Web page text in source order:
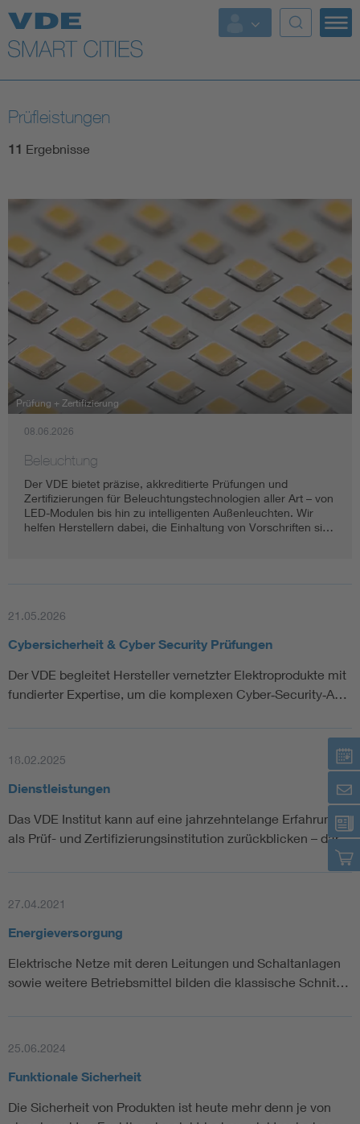
Top Themen
Fokusthemen
Energy
Health
Mobility
Standards
Weitere Themen
Assisted Living
Electromobility
Energy efficiency
Energy storage
Prüfleistungen
11 Ergebnisse
Prüfung + Zertifizierung
08.06.2026
Beleuchtung
Der VDE bietet präzise, akkreditierte Prüfungen und
Zertifizierungen für Beleuchtungstechnologien aller Art – von
LED-Modulen bis hin zu intelligenten Außenleuchten. Wir
helfen Herstellern dabei, die Einhaltung von Vorschriften si…
21.05.2026
Cybersicherheit & Cyber Security Prüfungen
Der VDE begleitet Hersteller vernetzter Elektroprodukte mit
fundierter Expertise, um die komplexen Cyber‑Security‑A…
18.02.2025
Dienstleistungen
Das VDE Institut kann auf eine jahrzehntelange Erfahrung
als Prüf- und Zertifizierungsinstitution zurückblicken – dar…
27.04.2021
Energieversorgung
Elektrische Netze mit deren Leitungen und Schaltanlagen
sowie weitere Betriebsmittel bilden die klassische Schnit…
25.06.2024
Funktionale Sicherheit
Die Sicherheit von Produkten ist heute mehr denn je von